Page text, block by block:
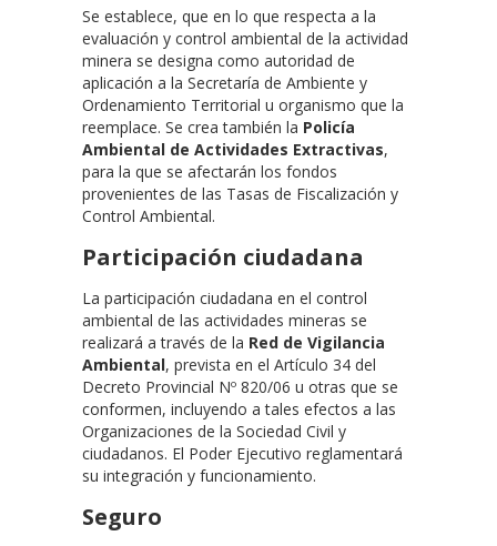
Se establece, que en lo que respecta a la
evaluación y control ambiental de la actividad
minera se designa como autoridad de
aplicación a la Secretaría de Ambiente y
Ordenamiento Territorial u organismo que la
reemplace. Se crea también la Policía
Ambiental de Actividades Extractivas,
para la que se afectarán los fondos
provenientes de las Tasas de Fiscalización y
Control Ambiental.
Participación ciudadana
La participación ciudadana en el control
ambiental de las actividades mineras se
realizará a través de la Red de Vigilancia
Ambiental, prevista en el Artículo 34 del
Decreto Provincial Nº 820/06 u otras que se
conformen, incluyendo a tales efectos a las
Organizaciones de la Sociedad Civil y
ciudadanos. El Poder Ejecutivo reglamentará
su integración y funcionamiento.
Seguro